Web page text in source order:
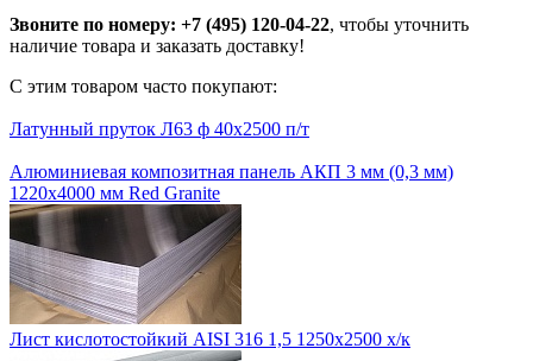
Звоните по номеру: +7 (495) 120-04-22, чтобы уточнить
наличие товара и заказать доставку!
С этим товаром часто покупают:
Латунный пруток Л63 ф 40х2500 п/т
Алюминиевая композитная панель АКП 3 мм (0,3 мм)
1220х4000 мм Red Granite
Лист кислотостойкий AISI 316 1,5 1250x2500 х/к